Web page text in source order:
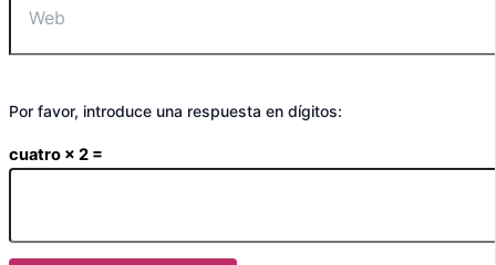
Por favor, introduce una respuesta en dígitos:
cuatro × 2 =